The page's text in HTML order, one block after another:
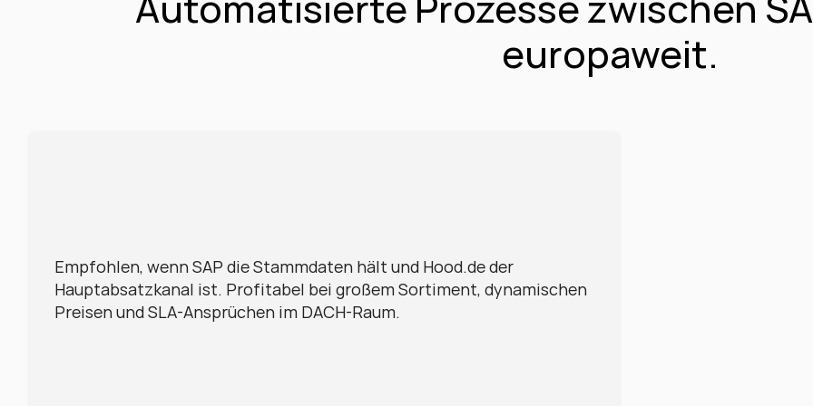
europaweit.
Empfohlen, wenn SAP die Stammdaten hält und Hood.de der
Hauptabsatzkanal ist. Profitabel bei großem Sortiment, dynamischen
Preisen und SLA-Ansprüchen im DACH-Raum.